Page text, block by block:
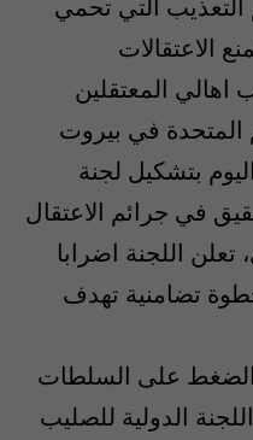
التعذيب التي تحمي
الاعتقالات
اهالي المعتقلين
المتحدة في بيروت
2005 وحتى اليوم بتشكيل لجنة
في جرائم الاعتقال
تعلن اللجنة اضرابا
تضامنية تهدف
الضغط على السلطات
الدولية للصليب